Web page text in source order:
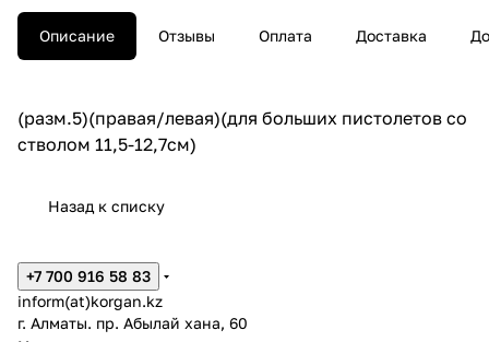
Описание Отзывы Оплата Доставка
(разм.5)(правая/левая)(для больших пистолетов со
стволом 11,5-12,7см)
Назад к списку
+7 700 916 58 83
inform(at)korgan.kz
г. Алматы. пр. Абылай хана, 60